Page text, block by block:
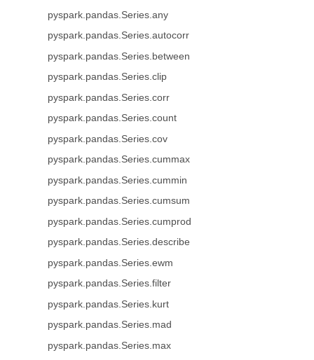
pyspark.pandas.Series.any
pyspark.pandas.Series.autocorr
pyspark.pandas.Series.between
pyspark.pandas.Series.clip
pyspark.pandas.Series.corr
pyspark.pandas.Series.count
pyspark.pandas.Series.cov
pyspark.pandas.Series.cummax
pyspark.pandas.Series.cummin
pyspark.pandas.Series.cumsum
pyspark.pandas.Series.cumprod
pyspark.pandas.Series.describe
pyspark.pandas.Series.ewm
pyspark.pandas.Series.filter
pyspark.pandas.Series.kurt
pyspark.pandas.Series.mad
pyspark.pandas.Series.max